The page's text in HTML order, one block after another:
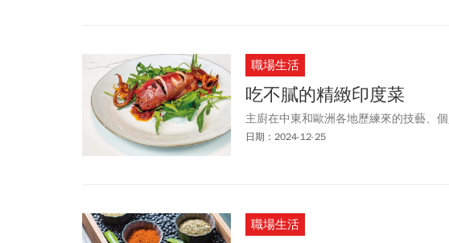
職場生活
吃不膩的精緻印度菜
主廚在中東和歐洲各地歷練來的技藝、
日期：2024-12-25
職場生活